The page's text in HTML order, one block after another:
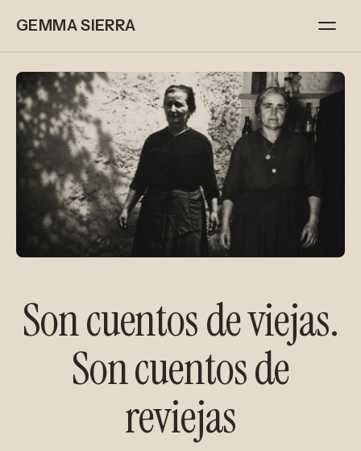
GEMMA SIERRA
Son cuentos de viejas.
Son cuentos de
reviejas